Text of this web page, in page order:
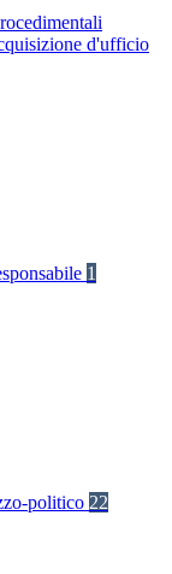
d'ufficio
1
politico 22